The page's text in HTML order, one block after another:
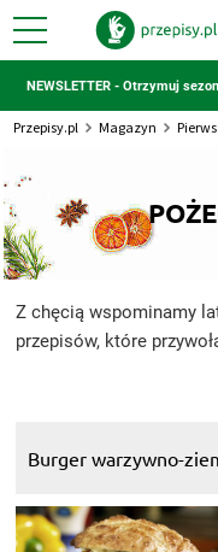
NEWSLETTER - Otrzymuj
Przepisy.pl Magazyn
Z chęcią wspominamy
przepisów, które
Burger warzywno-